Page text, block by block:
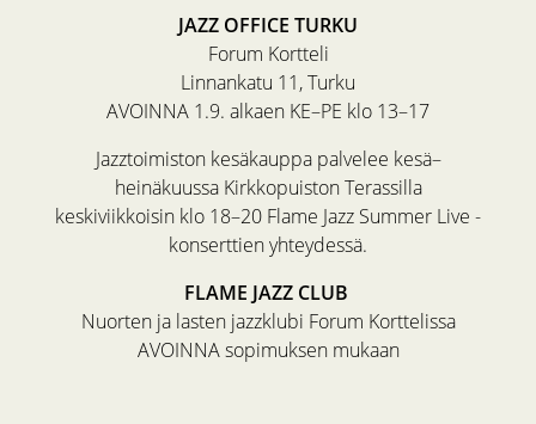
JAZZ OFFICE TURKU
Forum Kortteli
Linnankatu 11, Turku
AVOINNA 1.9. alkaen KE–PE klo 13–17
Jazztoimiston kesäkauppa palvelee kesä–
heinäkuussa Kirkkopuiston Terassilla
keskiviikkoisin klo 18–20 Flame Jazz Summer Live -
konserttien yhteydessä.
FLAME JAZZ CLUB
Nuorten ja lasten jazzklubi Forum Korttelissa
AVOINNA sopimuksen mukaan